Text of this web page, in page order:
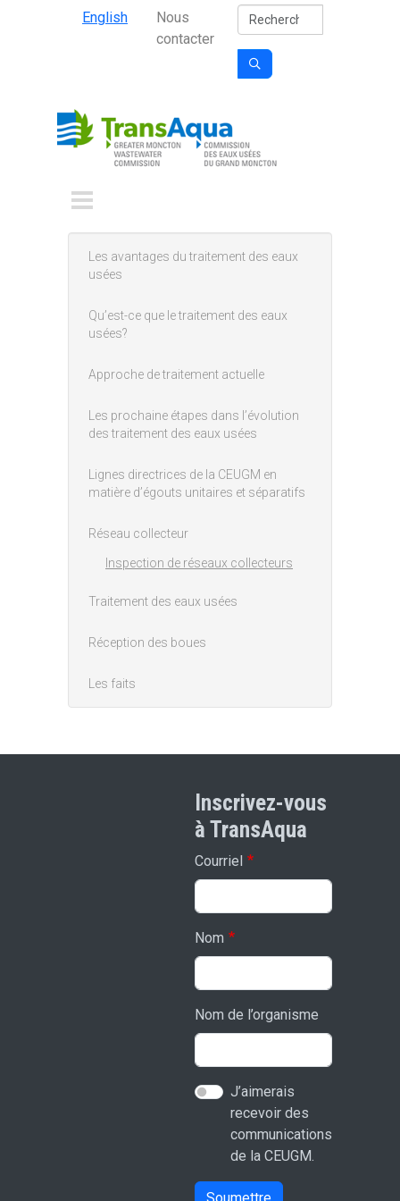
Aller au contenu principal
English Secondary Nav
Nous
contacter
Rechercher

Main menu
Les avantages du traitement des eaux
usées
Qu’est-ce que le traitement des eaux
usées?
Approche de traitement actuelle
Les prochaine étapes dans l’évolution
des traitement des eaux usées
Lignes directrices de la CEUGM en
matière d’égouts unitaires et séparatifs
Réseau collecteur
Inspection de réseaux collecteurs
Traitement des eaux usées
Réception des boues
Les faits
Inscrivez-vous
à TransAqua
Courriel
Nom
Nom de l’organisme
J’aimerais
recevoir des
communications
de la CEUGM.